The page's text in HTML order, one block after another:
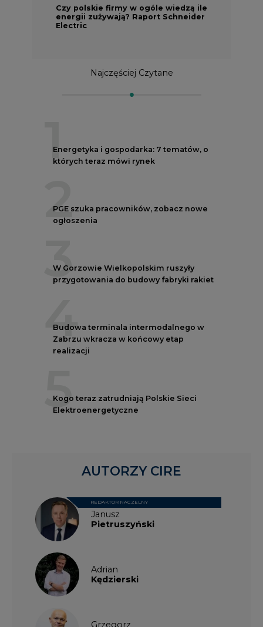
Czy polskie firmy w ogóle wiedzą ile
energii zużywają? Raport Schneider
Electric
Najczęściej Czytane
1
Energetyka i gospodarka: 7 tematów, o
których teraz mówi rynek
2
PGE szuka pracowników, zobacz nowe
ogłoszenia
3
W Gorzowie Wielkopolskim ruszyły
przygotowania do budowy fabryki rakiet
4
Budowa terminala intermodalnego w
Zabrzu wkracza w końcowy etap
realizacji
5
Kogo teraz zatrudniają Polskie Sieci
Elektroenergetyczne
Janusz
Pietruszyński
REDAKTOR NACZELNY
Adrian
Kędzierski
Grzegorz
AUTORZY CIRE